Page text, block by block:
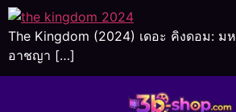
The Kingdom (2024) เดอะ คิงดอม: ม
อาชญา […]